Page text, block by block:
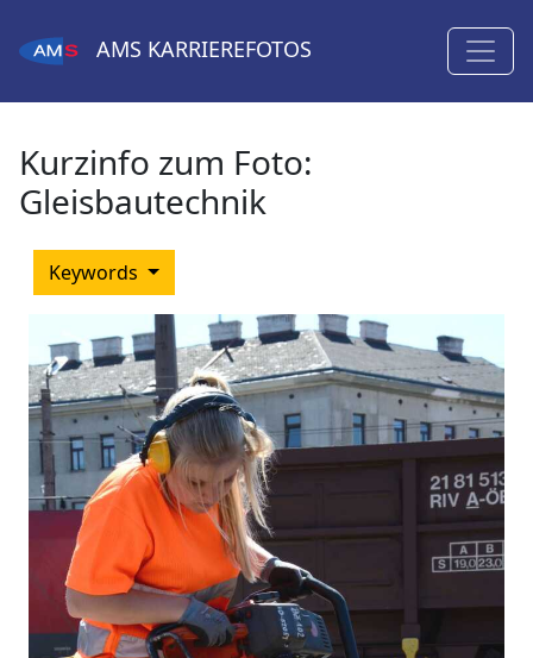
AMS KARRIEREFOTOS
Kurzinfo zum Foto:
Gleisbautechnik
Keywords